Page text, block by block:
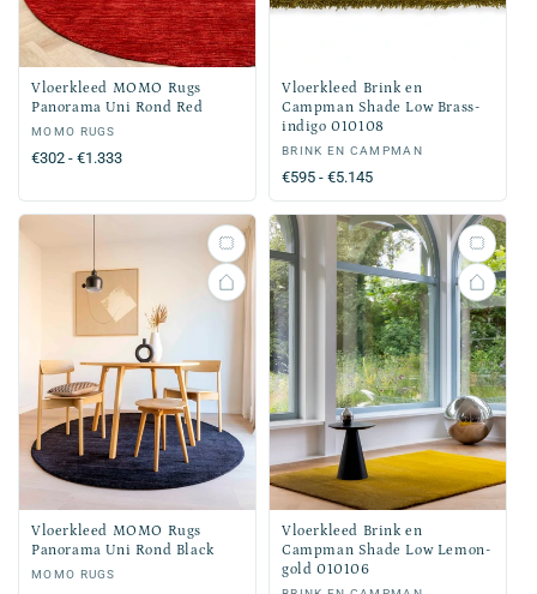
Vloerkleed MOMO Rugs
Panorama Uni Rond Red
Verkoper:
MOMO RUGS
Normale
€302 - €1.333
Vloerkleed Brink en
Campman Shade Low Brass-
indigo 010108
Verkoper:
BRINK EN CAMPMAN
Normale
prijs
€595 - €5.145
Vloerkleed MOMO Rugs
Panorama Uni Rond Black
Verkoper:
MOMO RUGS
Vloerkleed Brink en
Campman Shade Low Lemon-
gold 010106